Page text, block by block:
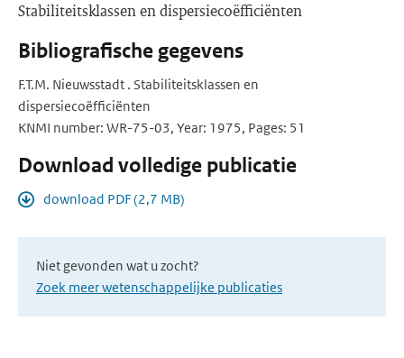
Stabiliteitsklassen en dispersiecoëfficiënten
Bibliografische gegevens
F.T.M. Nieuwsstadt . Stabiliteitsklassen en
dispersiecoëfficiënten
KNMI number: WR-75-03, Year: 1975, Pages: 51
Download volledige publicatie
download PDF (2,7 MB)
Niet gevonden wat u zocht?
Zoek meer wetenschappelijke publicaties